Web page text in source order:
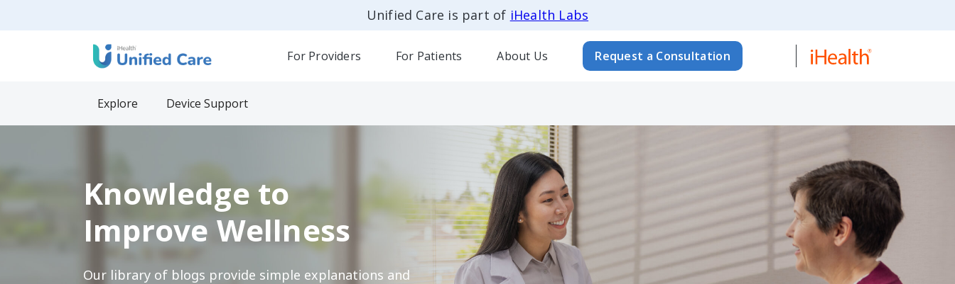
Unified Care is part of iHealth Labs
For Providers For Patients About Us Request a Consultation
Explore Device Support
Knowledge to
Improve Wellness
Our library of blogs provide simple explanations and